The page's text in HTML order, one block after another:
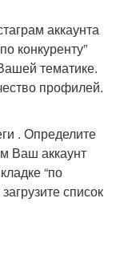
аккаунта
конкуренту”
тематике.
профилей.
. Определите
Ваш аккаунт
“по
список